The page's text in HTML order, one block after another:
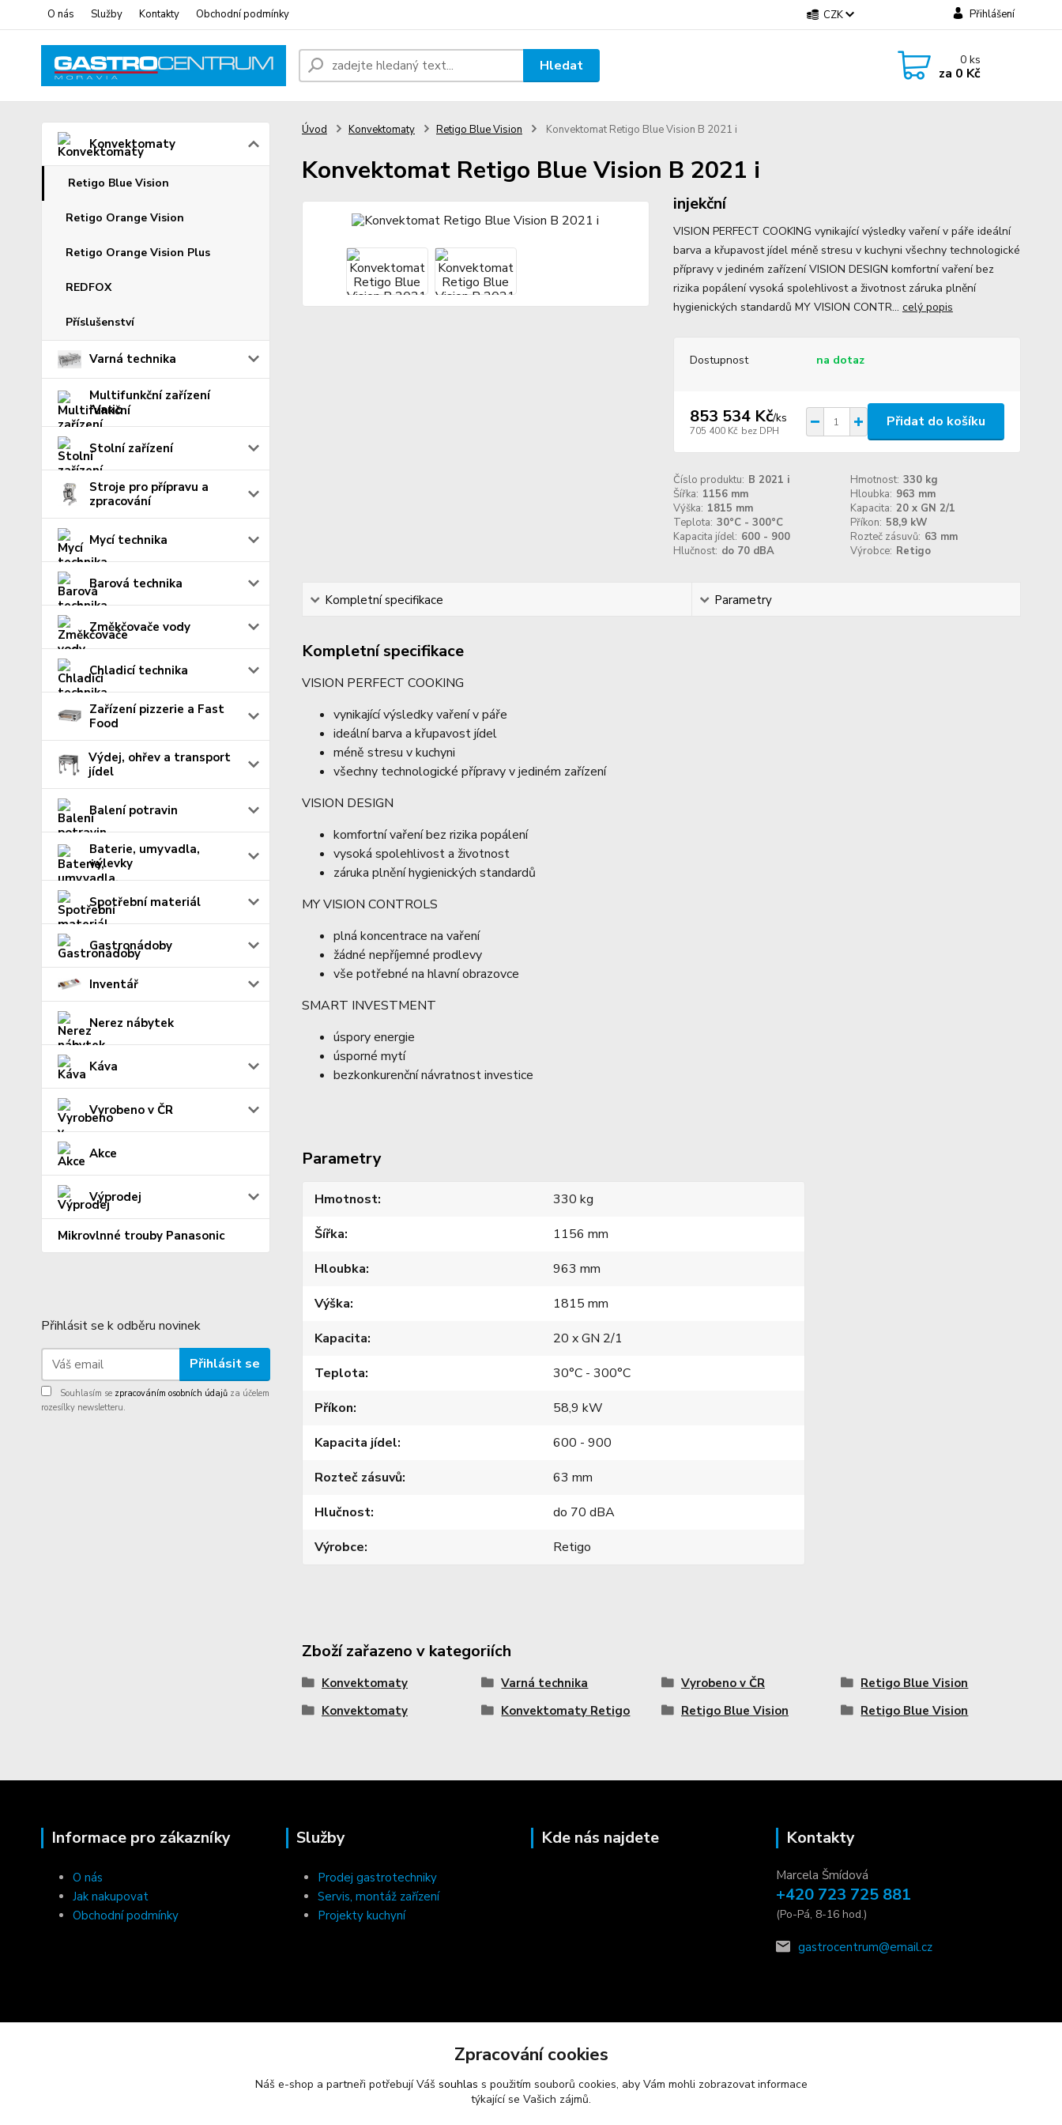
O nás Služby Kontakty Obchodní podmínky CZK Přihlášení
Hledat 0ks
za 0 Kč
Konvektomaty
Retigo Blue Vision
Retigo Orange Vision
Retigo Orange Vision Plus
REDFOX
Příslušenství
Varná technika
Multifunkční zařízení
iVario
Stolní zařízení
Stroje pro přípravu a
zpracování
Mycí technika
Barová technika
Změkčovače vody
Chladicí technika
Zařízení pizzerie a Fast
Food
Výdej, ohřev a transport
jídel
Balení potravin
Baterie, umyvadla,
výlevky
Spotřební materiál
Gastronádoby
Inventář
Nerez nábytek
Káva
Vyrobeno v ČR
Akce
Výprodej
Mikrovlnné trouby Panasonic
Přihlásit se k odběru novinek
Přihlásit se
Souhlasím se zpracováním osobních údajů za účelem
rozesílky newsletteru.
Úvod Konvektomaty Retigo Blue Vision Konvektomat Retigo Blue Vision B 2021 i
Konvektomat Retigo Blue Vision B 2021 i
injekční
VISION PERFECT COOKING vynikající výsledky vaření v páře ideální
barva a křupavost jídel méně stresu v kuchyni všechny technologické
přípravy v jediném zařízení VISION DESIGN komfortní vaření bez
rizika popálení vysoká spolehlivost a životnost záruka plnění
hygienických standardů MY VISION CONTR... celý popis
Dostupnost na dotaz
853 534 Kč/ks
705 400 Kč bez DPH
Přidat do košíku
Číslo produktu: B 2021 i Hmotnost: 330 kg
Šířka: 1156 mm Hloubka: 963 mm
Výška: 1815 mm Kapacita: 20 x GN 2/1
Teplota: 30°C - 300°C Příkon: 58,9 kW
Kapacita jídel: 600 - 900 Rozteč zásuvů: 63 mm
Hlučnost: do 70 dBA Výrobce: Retigo
Kompletní specifikace Parametry
Kompletní specifikace
VISION PERFECT COOKING
vynikající výsledky vaření v páře
ideální barva a křupavost jídel
méně stresu v kuchyni
všechny technologické přípravy v jediném zařízení
VISION DESIGN
komfortní vaření bez rizika popálení
vysoká spolehlivost a životnost
záruka plnění hygienických standardů
MY VISION CONTROLS
plná koncentrace na vaření
žádné nepříjemné prodlevy
vše potřebné na hlavní obrazovce
SMART INVESTMENT
úspory energie
úsporné mytí
bezkonkurenční návratnost investice
Parametry
Hmotnost
330 kg
Šířka
1156 mm
Hloubka
963 mm
Výška
1815 mm
Kapacita
20 x GN 2/1
Teplota
30°C - 300°C
Příkon
58,9 kW
Kapacita jídel
600 - 900
Rozteč zásuvů
63 mm
Hlučnost
do 70 dBA
Výrobce
Retigo
Zboží zařazeno v kategoriích
Konvektomaty Varná technika Vyrobeno v ČR
Retigo Blue Vision
Konvektomaty
Konvektomaty Retigo Retigo Blue Vision Retigo Blue Vision
Informace pro zákazníky
O nás
Jak nakupovat
Obchodní podmínky
Služby
Prodej gastrotechniky
Servis, montáž zařízení
Projekty kuchyní
Kde nás najdete Kontakty
Marcela Šmídová
+420 723 725 881
(Po-Pá, 8-16 hod.)
gastrocentrum@email.cz
Zpracování cookies
Náš e-shop a partneři potřebují Váš souhlas s použitím souborů cookies, aby Vám mohli zobrazovat informace
týkající se Vašich zájmů.